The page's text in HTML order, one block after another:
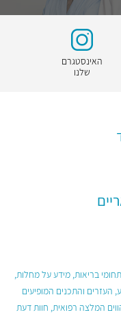
האינסטגרם
שלנו
בריאות, מידע על מחלות,
העזרים והתכנים המופיעים
המלצה רפואית, חוות דעת